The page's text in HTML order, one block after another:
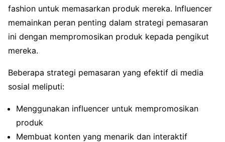
fashion untuk memasarkan produk mereka. Influencer
memainkan peran penting dalam strategi pemasaran
ini dengan mempromosikan produk kepada pengikut
mereka.
Beberapa strategi pemasaran yang efektif di media
sosial meliputi:
Menggunakan influencer untuk mempromosikan
produk
Membuat konten yang menarik dan interaktif